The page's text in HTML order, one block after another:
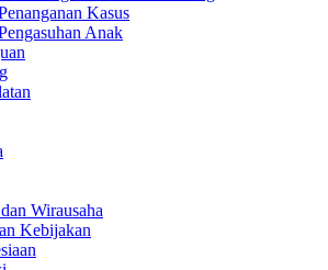
Kasus
Anak
Wirausaha
Kebijakan